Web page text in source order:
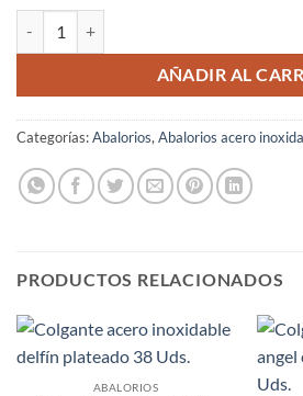
AÑADIR AL
Categorías:Abalorios, Abalorios acero
PRODUCTOS RELACIONADOS
ABALORIOS